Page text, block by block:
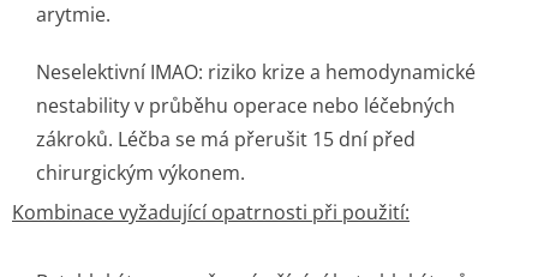
arytmie.
Neselektivní IMAO: riziko krize a hemodynamické
nestability v průběhu operace nebo léčebných
zákroků. Léčba se má přerušit 15 dní před
chirurgickým výkonem.
Kombinace vyžadující opatrnosti při použití: